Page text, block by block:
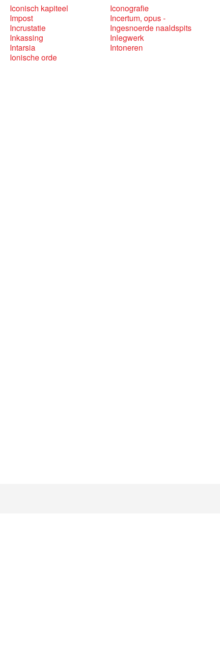
Iconisch kapiteel
Iconografie
Impost
Incertum, opus -
Incrustatie
Ingesnoerde naaldspits
Inkassing
Inlegwerk
Intarsia
Intoneren
Ionische orde